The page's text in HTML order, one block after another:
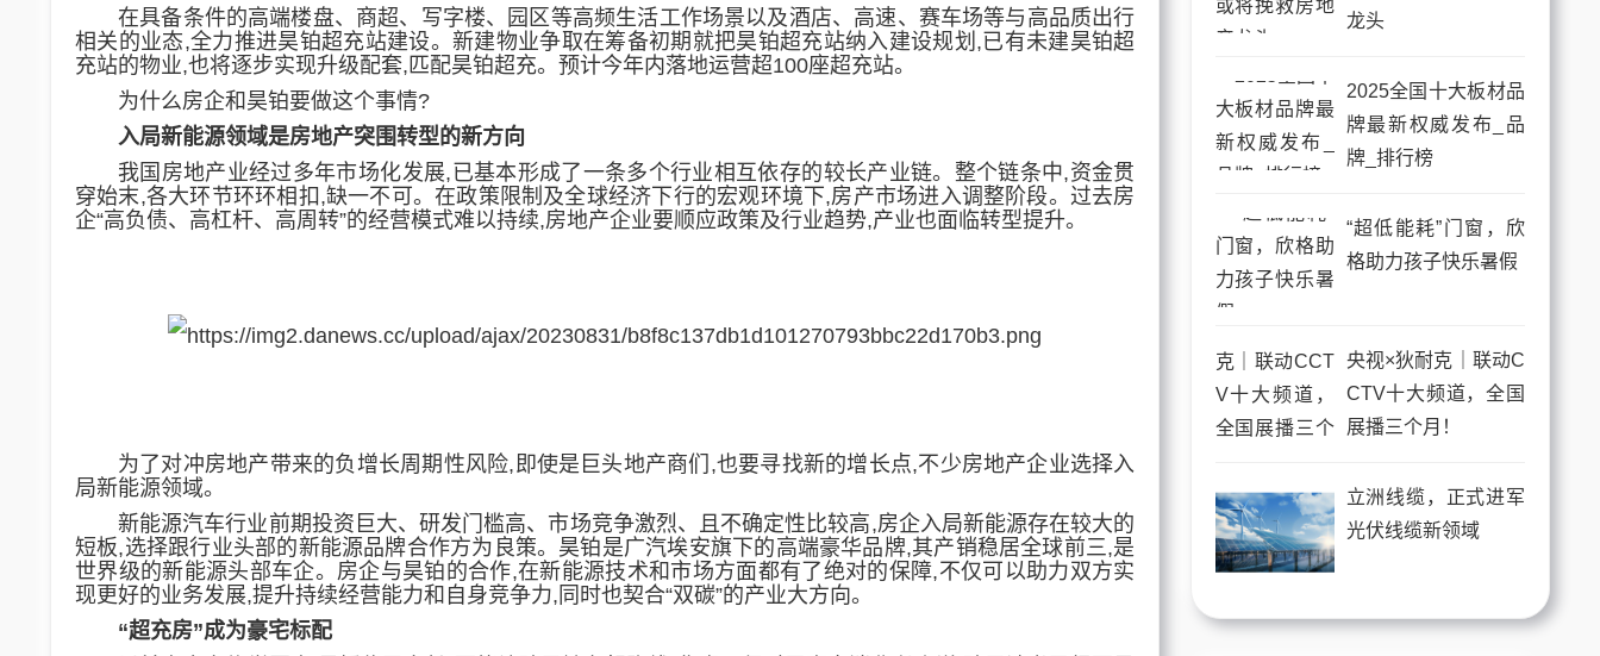
在具备条件的高端楼盘、商超、写字楼、园区等高频生活工作场景以及酒店、高速、赛车场等与高品质出行
相关的业态,全力推进昊铂超充站建设。新建物业争取在筹备初期就把昊铂超充站纳入建设规划,已有未建昊铂超
充站的物业,也将逐步实现升级配套,匹配昊铂超充。预计今年内落地运营超100座超充站。
为什么房企和昊铂要做这个事情?
入局新能源领域是房地产突围转型的新方向
我国房地产业经过多年市场化发展,已基本形成了一条多个行业相互依存的较长产业链。整个链条中,资金贯
穿始末,各大环节环环相扣,缺一不可。在政策限制及全球经济下行的宏观环境下,房产市场进入调整阶段。过去房
企“高负债、高杠杆、高周转”的经营模式难以持续,房地产企业要顺应政策及行业趋势,产业也面临转型提升。
为了对冲房地产带来的负增长周期性风险,即使是巨头地产商们,也要寻找新的增长点,不少房地产企业选择入
局新能源领域。
新能源汽车行业前期投资巨大、研发门槛高、 市场竞争激烈、且不确定性比较高,房企入局新能源存在较大的
短板,选择跟行业头部的新能源品牌合作方为良策。昊铂是广汽埃安旗下的高端豪华品牌,其产销稳居全球前三,是
世界级的新能源头部车企。房企与昊铂的合作,在新能源技术和市场方面都有了绝对的保障,不仅可以助力双方实
现更好的业务发展,提升持续经营能力和自身竞争力,同时也契合“双碳”的产业大方向。
“超充房”成为豪宅标配
龙头
2025全国十大板材品
牌最新权威发布_品
牌_排行榜
“超低能耗”门窗，欣
格助力孩子快乐暑假
央视×狄耐克｜联动C
CTV十大频道，全国
展播三个月！
立洲线缆，正式进军
光伏线缆新领域